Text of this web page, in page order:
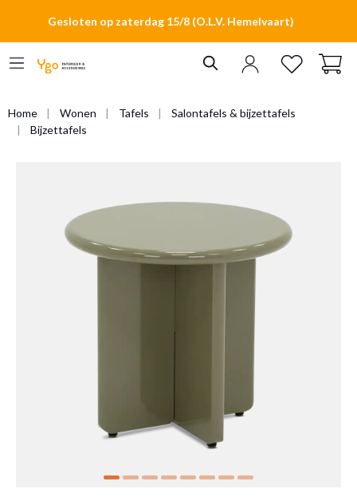
Gesloten op zaterdag 15/8 (O.L.V. Hemelvaart)
Home Wonen Tafels
Salontafels & bijzettafels
Bijzettafels